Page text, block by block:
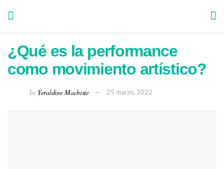
¿Qué es la performance
como movimiento artístico?
by Yeraldine Machiste 25 marzo, 2022